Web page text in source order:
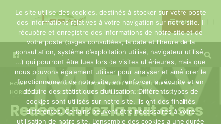
Skip
content
MENU
HOME ÉVÉNEMENTS,PARC NATUREL RÉGIONAL DU DOUBS
HORLOGER
REDÉCOUVREZ LA NUIT ET SES MERVEILLES
Redécouvrez la nuit et ses
for:
Le site utilise des cookies, destinés à stocker sur votre poste
des informations relatives à votre navigation sur notre site. Il
récupère et enregistre des informations de notre site et de
votre poste (pages consultées, la date et l'heure de la
consultation, système d’exploitation utilisé, navigateur utilisé,
...) qui pourront être lues lors de visites ultérieures, mais que
nous pouvons également utiliser pour analyser et améliorer le
fonctionnement de notre site, en renforcer la sécurité et en
déduire des statistiques d’utilisation. Différents types de
cookies sont utilisés sur notre site, ils ont des finalités
différentes. Certains peuvent être nécessaires à votre
utilisation de notre site. L’ensemble des cookies a une durée